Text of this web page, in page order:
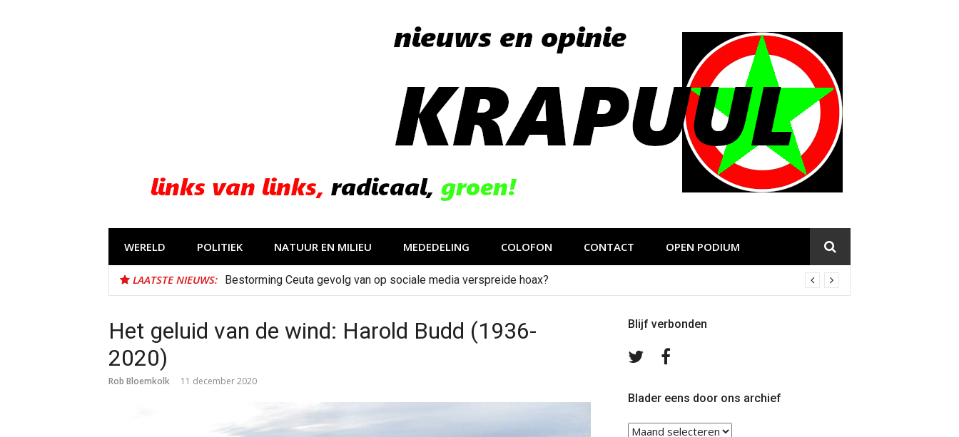
WERELD POLITIEK NATUUR EN MILIEU MEDEDELING COLOFON CONTACT OPEN PODIUM
LAATSTE NIEUWS: Bestorming Ceuta gevolg van op sociale media verspreide hoax?
Het geluid van de wind: Harold Budd (1936-
2020)
Rob Bloemkolk 11 december 2020
Blijf verbonden
Volg
TwitterFacebook
Blader eens door ons archief
Blader